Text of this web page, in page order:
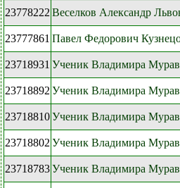
23778222 Веселков Александр
23777861 Павел Федорович
23718931 Ученик Владимира
23718892 Ученик Владимира
23718810Ученик Владимира
23718802 Ученик Владимира
23718783Ученик Владимира